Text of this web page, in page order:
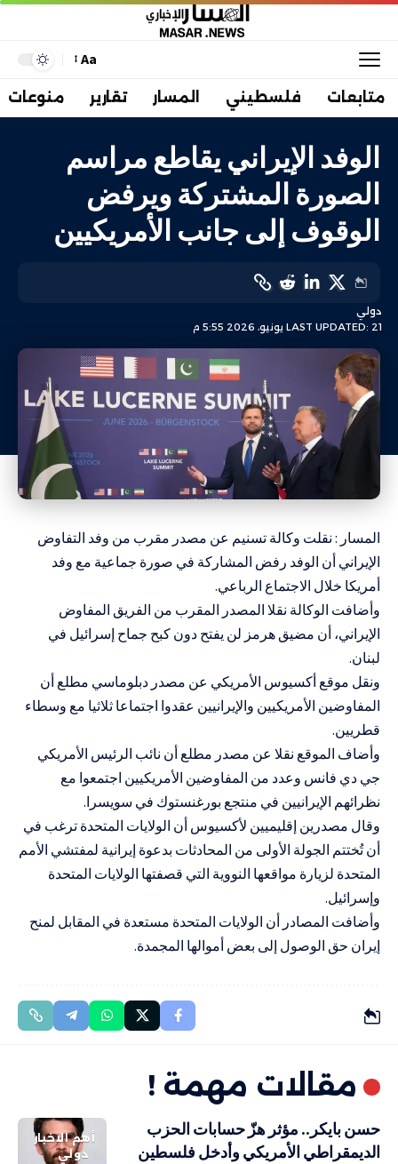
Aa
متابعات فلسطيني المسار تقارير منوعات
الوفد الإيراني يقاطع مراسم
الصورة المشتركة ويرفض
الوقوف إلى جانب الأمريكيين
LAST UPDATED: 21 يونيو، 2026 5:55 م
دولي
المسار : نقلت وكالة تسنيم عن مصدر مقرب من وفد التفاوض
الإيراني أن الوفد رفض المشاركة في صورة جماعية مع وفد
أمريكا خلال الاجتماع الرباعي.
وأضافت الوكالة نقلا المصدر المقرب من الفريق المفاوض
الإيراني، أن مضيق هرمز لن يفتح دون كبح جماح إسرائيل في
لبنان.
ونقل موقع أكسيوس الأمريكي عن مصدر دبلوماسي مطلع أن
المفاوضين الأمريكيين والإيرانيين عقدوا اجتماعا ثلاثيا مع وسطاء
قطريين.
وأضاف الموقع نقلا عن مصدر مطلع أن نائب الرئيس الأمريكي
جي دي فانس وعدد من المفاوضين الأمريكيين اجتمعوا مع
نظرائهم الإيرانيين في منتجع بورغنستوك في سويسرا.
وقال مصدرين إقليميين لأكسيوس أن الولايات المتحدة ترغب في
أن تُختتم الجولة الأولى من المحادثات بدعوة إيرانية لمفتشي الأمم
المتحدة لزيارة مواقعها النووية التي قصفتها الولايات المتحدة
وإسرائيل.
وأضافت المصادر أن الولايات المتحدة مستعدة في المقابل لمنح
إيران حق الوصول إلى بعض أموالها المجمدة.
مقالات مهمة !
أهم الاخبار
دولي
حسن بايكر.. مؤثر هزّ حسابات الحزب
الديمقراطي الأمريكي وأدخل فلسطين